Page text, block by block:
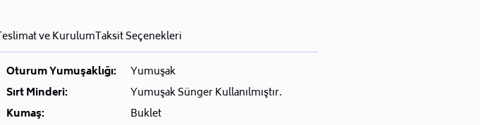
ve KurulumTaksit Seçenekleri
Oturum Yumuşaklığı:
Yumuşak
Sırt Minderi:
Yumuşak Sünger Kullanılmıştır.
Kumaş:
Buklet